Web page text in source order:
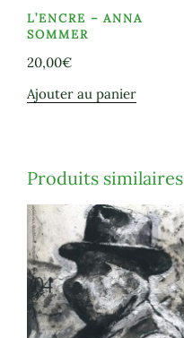
L’ENCRE – ANNA
SOMMER
20,00€
Ajouter au panier
Produits similaires